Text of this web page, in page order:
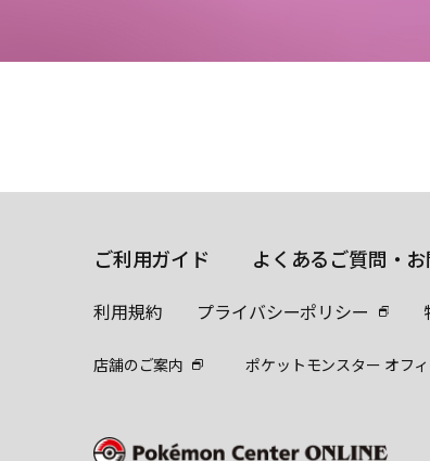
ご利用ガイド よくあるご質問・
利用規約 プライバシーポリシー
店舗のご案内 ポケットモンスター オフ